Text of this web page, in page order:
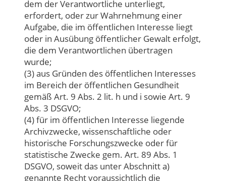
dem der Verantwortliche unterliegt,
erfordert, oder zur Wahrnehmung einer
Aufgabe, die im öffentlichen Interesse liegt
oder in Ausübung öffentlicher Gewalt erfolgt,
die dem Verantwortlichen übertragen
wurde;
(3) aus Gründen des öffentlichen Interesses
im Bereich der öffentlichen Gesundheit
gemäß Art. 9 Abs. 2 lit. h und i sowie Art. 9
Abs. 3 DSGVO;
(4) für im öffentlichen Interesse liegende
Archivzwecke, wissenschaftliche oder
historische Forschungszwecke oder für
statistische Zwecke gem. Art. 89 Abs. 1
DSGVO, soweit das unter Abschnitt a)
genannte Recht voraussichtlich die